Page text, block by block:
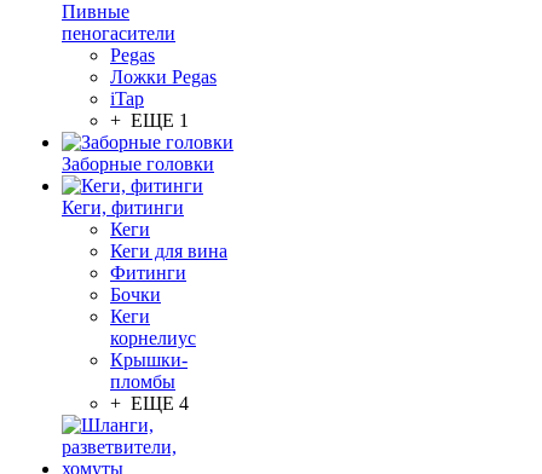
Пивные
пеногасители
Pegas
Ложки Pegas
iTap
+ ЕЩЕ 1
Заборные головки
Кеги, фитинги
Кеги
Кеги для вина
Фитинги
Бочки
Кеги
корнелиус
Крышки-
пломбы
+ ЕЩЕ 4